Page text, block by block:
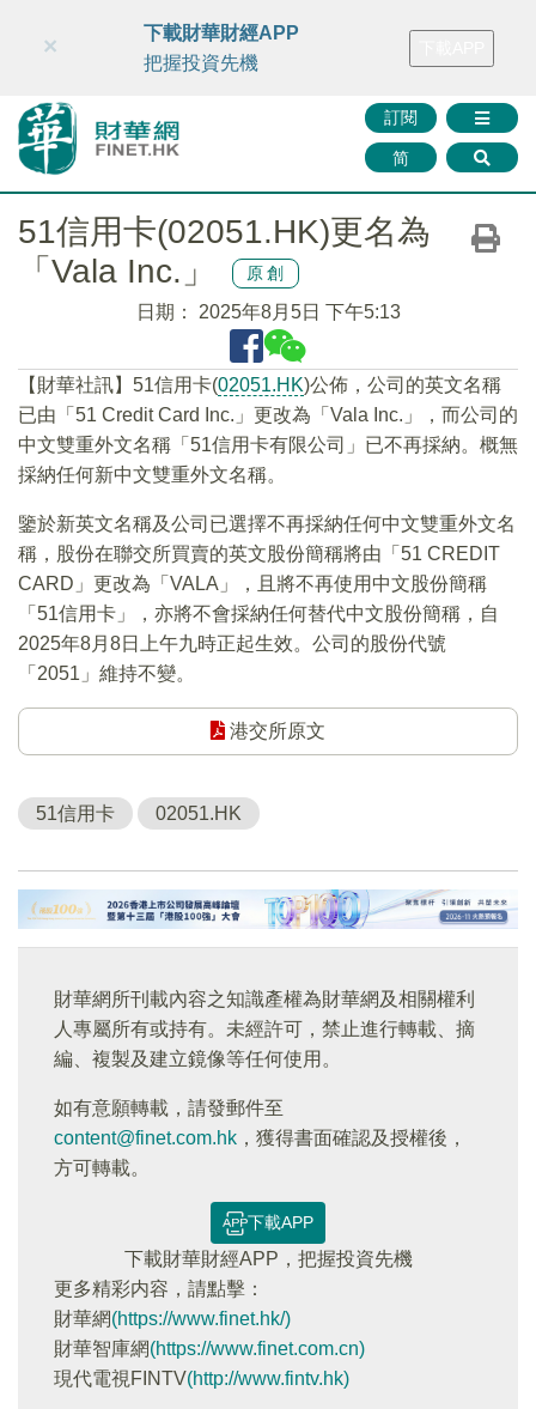
財華智庫網 FINTV FINMETA 財華證券 媒體矩陣
訂閱
简
×
下載財華財經APP
把握投資先機
51信用卡(02051.HK)更名為
「Vala Inc.」
原創
日期： 2025年8月5日 下午5:13
【財華社訊】51信用卡(02051.HK)公佈，公司的英文名稱
已由「51 Credit Card Inc.」更改為「Vala Inc.」，而公司的
中文雙重外文名稱「51信用卡有限公司」已不再採納。概無
採納任何新中文雙重外文名稱。
鑒於新英文名稱及公司已選擇不再採納任何中文雙重外文名
稱，股份在聯交所買賣的英文股份簡稱將由「51 CREDIT
CARD」更改為「VALA」，且將不再使用中文股份簡稱
「51信用卡」，亦將不會採納任何替代中文股份簡稱，自
2025年8月8日上午九時正起生效。公司的股份代號
「2051」維持不變。
港交所原文
51信用卡 02051.HK
財華網所刊載內容之知識產權為財華網及相關權利
人專屬所有或持有。未經許可，禁止進行轉載、摘
編、複製及建立鏡像等任何使用。
如有意願轉載，請發郵件至
content@finet.com.hk ，獲得書面確認及授權後，
方可轉載。
下載APP
下載財華財經APP，把握投資先機
更多精彩内容，請點擊：
財華網(https://www.finet.hk/)
財華智庫網(https://www.finet.com.cn)
現代電視FINTV(http://www.fintv.hk)